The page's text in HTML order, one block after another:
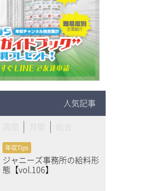
人気記事
年収Tips
ジャニーズ事務所の給料形
態【vol.106】